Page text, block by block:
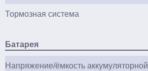
Тормозная система
Батарея
Напряжение/ёмкость аккумуляторной